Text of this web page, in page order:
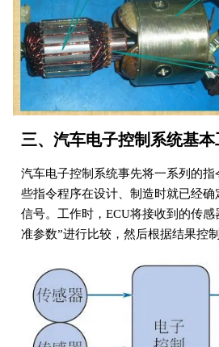
三、汽车电子控制系统基本
汽车电子控制系统事先将一系列的
些指令程序在设计、制造时就已经
信号。工作时，ECU将接收到的传
准参数”进行比较，然后根据结果控